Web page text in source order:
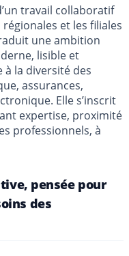
travail collaboratif
et les filiales
une ambition
lisible et
la diversité des
assurances,
Elle s’inscrit
expertise, proximité
professionnels, à
pensée pour
des